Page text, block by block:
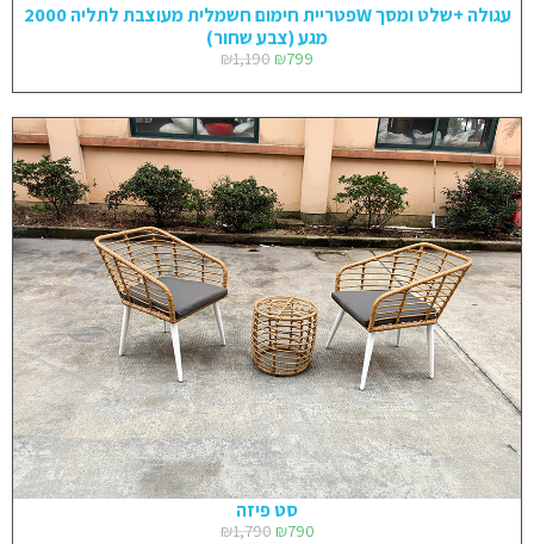
פטריית חימום חשמלית מעוצבת לתליה 2000W עגולה +שלט ומסך
מגע (צבע שחור)
₪1,190 ₪799
סט פיזה
₪1,790 ₪790